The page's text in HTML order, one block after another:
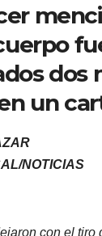
dos
un
NOTICIAS
con el tiro